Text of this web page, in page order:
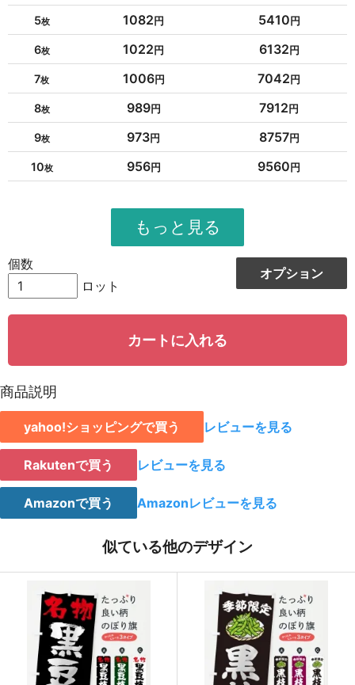
5 1082 5410
6 1022 6132
7 1006 7042
8 989 7912
9 973 8757
10 956 9560
951
12324
13216
15 942 14130
939
18
19 928 15776
20 923
21 921
22 919
917
24 915 21960
25 913 22825
26 911 23686
27 909 24543
オプション
個数
ロット
カートに入れる
商品説明
yahoo!ショッピングで買う レビューを見る
Rakutenで買う レビューを見る
Amazonで買う Amazonレビューを見る
似ている他のデザイン